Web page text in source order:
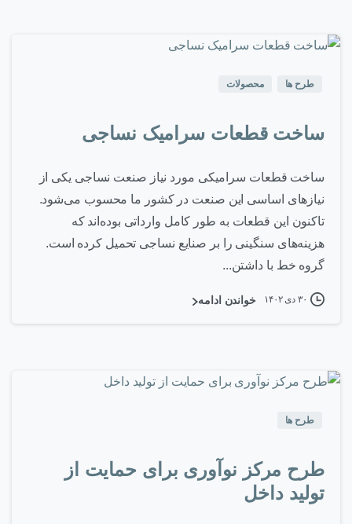
طرح ها محصولات
ساخت قطعات سرامیک نساجی
ساخت قطعات سرامیکی مورد نیاز صنعت نساجی یکی از
نیازهای اساسی این صنعت در کشور ما محسوب می‌شود.
تاکنون این قطعات به طور کامل وارداتی بوده‌اند که
هزینه‌های سنگینی را بر صنایع نساجی تحمیل کرده است.
گروه خط با داشتن...
۳۰ دی ۱۴۰۲ خواندن ادامه
طرح ها
طرح مرکز نوآوری برای حمایت از
تولید داخل